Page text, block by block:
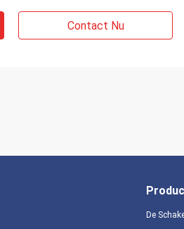
Contact Nu
De